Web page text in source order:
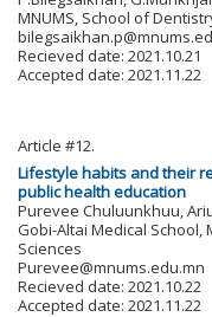
MNUMS, School of
Recieved date: 2021.10.21
Accepted date: 2021.11.22
Article #12.
Lifestyle habits and their
public health education
Purevee Chuluunkhuu,
Gobi-Altai Medical
Sciences
Purevee@mnums.edu.mn
Recieved date: 2021.10.22
Accepted date: 2021.11.22